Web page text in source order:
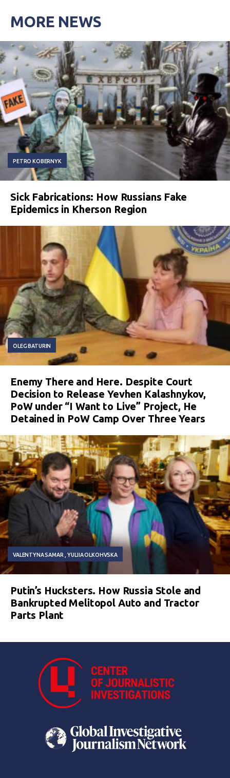
MORE NEWS
PETRO KOBERNYK
Sick Fabrications: How Russians Fake
Epidemics in Kherson Region
OLEG BATURIN
Enemy There and Here. Despite Court
Decision to Release Yevhen Kalashnykov,
PoW under “I Want to Live” Project, He
Detained in PoW Camp Over Three Years
VALENTYNA SAMAR YULIIA OLKOHVSKA
Putin’s Hucksters. How Russia Stole and
Bankrupted Melitopol Auto and Tractor
Parts Plant